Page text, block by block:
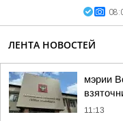
ЛЕНТА НОВОСТЕЙ
мэрии
11:13